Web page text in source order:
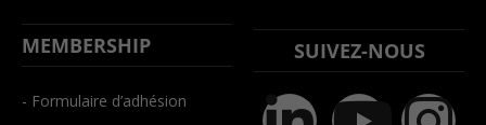
MEMBERSHIP
- Formulaire d’adhésion
SUIVEZ-NOUS